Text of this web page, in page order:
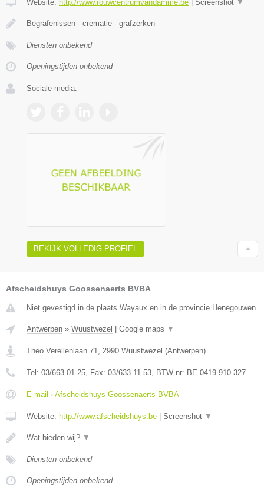
Website: http://www.rouwcentrumvandamme.be | Screenshot ▼
Begrafenissen - crematie - grafzerken
Diensten onbekend
Openingstijden onbekend
Sociale media:
BEKIJK VOLLEDIG PROFIEL
Afscheidshuys Goossenaerts BVBA
Niet gevestigd in de plaats Wayaux en in de provincie Henegouwen.
Antwerpen » Wuustwezel Google maps ▼
Theo Verellenlaan 71, 2990 Wuustwezel (Antwerpen)
Tel: 03/663 01 25, Fax: 03/633 11 53, BTW-nr: BE 0419.910.327
E-mail › Afscheidshuys Goossenaerts BVBA
Website: http://www.afscheidshuys.be Screenshot ▼
Wat bieden wij? ▼
Diensten onbekend
Openingstijden onbekend